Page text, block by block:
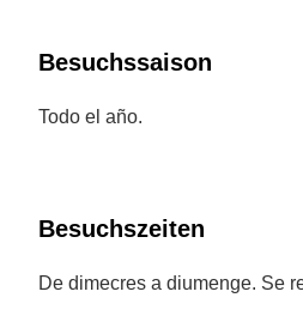
Besuchssaison
Todo el año.
Besuchszeiten
De dimecres a diumenge. Se